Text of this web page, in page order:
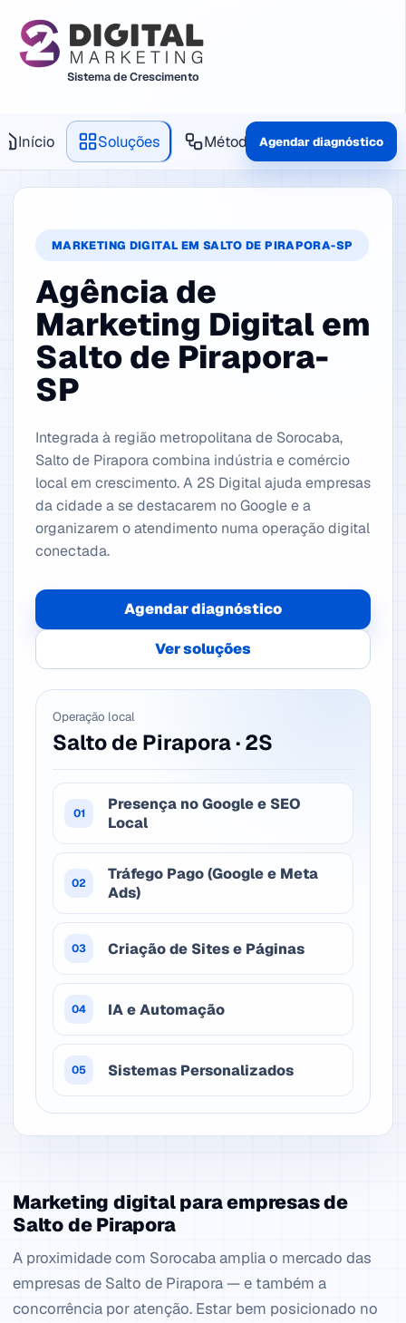
Sistema de Crescimento
Início Soluções Método Produtos
Agendar diagnóstico
MARKETING DIGITAL EM SALTO DE PIRAPORA-SP
Agência de
Marketing Digital em
Salto de Pirapora-
SP
Integrada à região metropolitana de Sorocaba,
Salto de Pirapora combina indústria e comércio
local em crescimento. A 2S Digital ajuda empresas
da cidade a se destacarem no Google e a
organizarem o atendimento numa operação digital
conectada.
Agendar diagnóstico
Ver soluções
Operação local
Salto de Pirapora · 2S
01
Presença no Google e SEO
Local
02
Tráfego Pago (Google e Meta
Ads)
03 Criação de Sites e Páginas
04 IA e Automação
05 Sistemas Personalizados
Marketing digital para empresas de
Salto de Pirapora
A proximidade com Sorocaba amplia o mercado das
empresas de Salto de Pirapora — e também a
concorrência por atenção. Estar bem posicionado no